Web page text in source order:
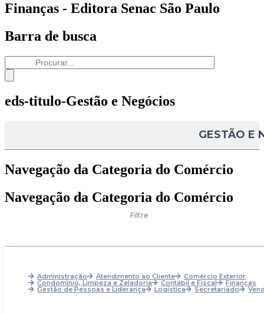
Finanças - Editora Senac São Paulo
Barra de busca
eds-titulo-Gestão e Negócios
GESTÃO E
Navegação da Categoria do Comércio
Navegação da Categoria do Comércio
Filtre
Administração Atendimento ao Cliente Comércio Exterior
Condomínio, Limpeza e Zeladoria Contábil e Fiscal Finanças
Gestão de Pessoas e Liderança Logística Secretariado